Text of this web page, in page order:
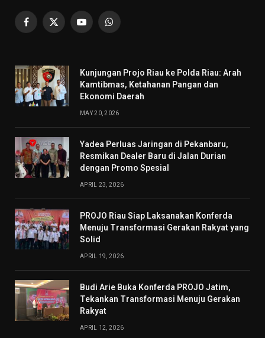
Facebook
X
YouTubeWhatsApp
Kunjungan Projo Riau ke Polda Riau: Arah
Kamtibmas, Ketahanan Pangan dan
Ekonomi Daerah
MAY 20, 2026
Yadea Perluas Jaringan di Pekanbaru,
Resmikan Dealer Baru di Jalan Durian
dengan Promo Spesial
APRIL 23, 2026
PROJO Riau Siap Laksanakan Konferda
Menuju Transformasi Gerakan Rakyat yang
Solid
APRIL 19, 2026
Budi Arie Buka Konferda PROJO Jatim,
Tekankan Transformasi Menuju Gerakan
Rakyat
APRIL 12, 2026